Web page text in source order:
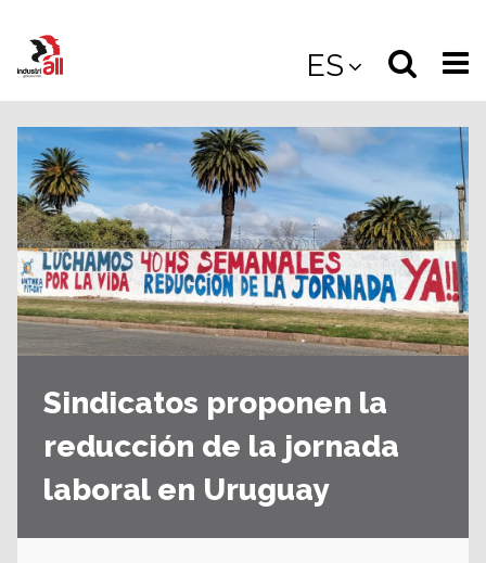
main
ES
Select
the
site
Sindicatos proponen la
reducción de la jornada
laboral en Uruguay